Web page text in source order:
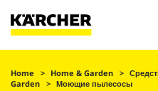
Корзина
Home Home & Garden
Garden
Моющие пылесосы